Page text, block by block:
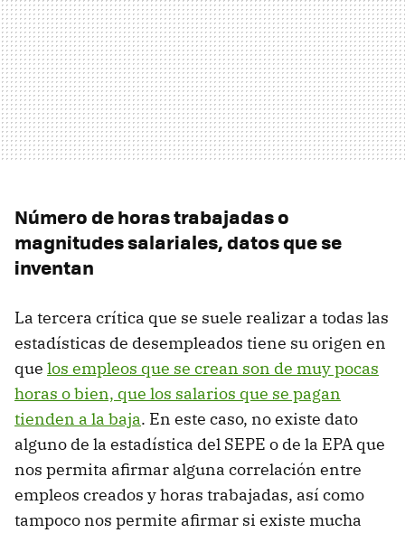
Número de horas trabajadas o
magnitudes salariales, datos que se
inventan
La tercera crítica que se suele realizar a todas las
estadísticas de desempleados tiene su origen en
que los empleos que se crean son de muy pocas
horas o bien, que los salarios que se pagan
tienden a la baja. En este caso, no existe dato
alguno de la estadística del SEPE o de la EPA que
nos permita afirmar alguna correlación entre
empleos creados y horas trabajadas, así como
tampoco nos permite afirmar si existe mucha